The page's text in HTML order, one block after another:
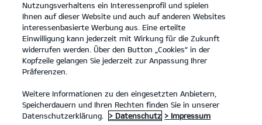
Nutzungsverhaltens ein Interessenprofil und spielen
Ihnen auf dieser Website und auch auf anderen Websites
interessenbasierte Werbung aus. Eine erteilte
Einwilligung kann jederzeit mit Wirkung für die Zukunft
widerrufen werden. Über den Button „Cookies“ in der
Kopfzeile gelangen Sie jederzeit zur Anpassung Ihrer
Präferenzen.
Weitere Informationen zu den eingesetzten Anbietern,
Speicherdauern und Ihren Rechten finden Sie in unserer
Datenschutzerklärung.
> Datenschutz > Impressum